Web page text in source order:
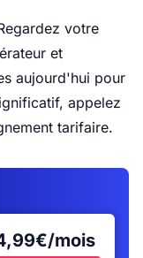
votre
et
aujourd'hui pour
appelez
tarifaire.
mois